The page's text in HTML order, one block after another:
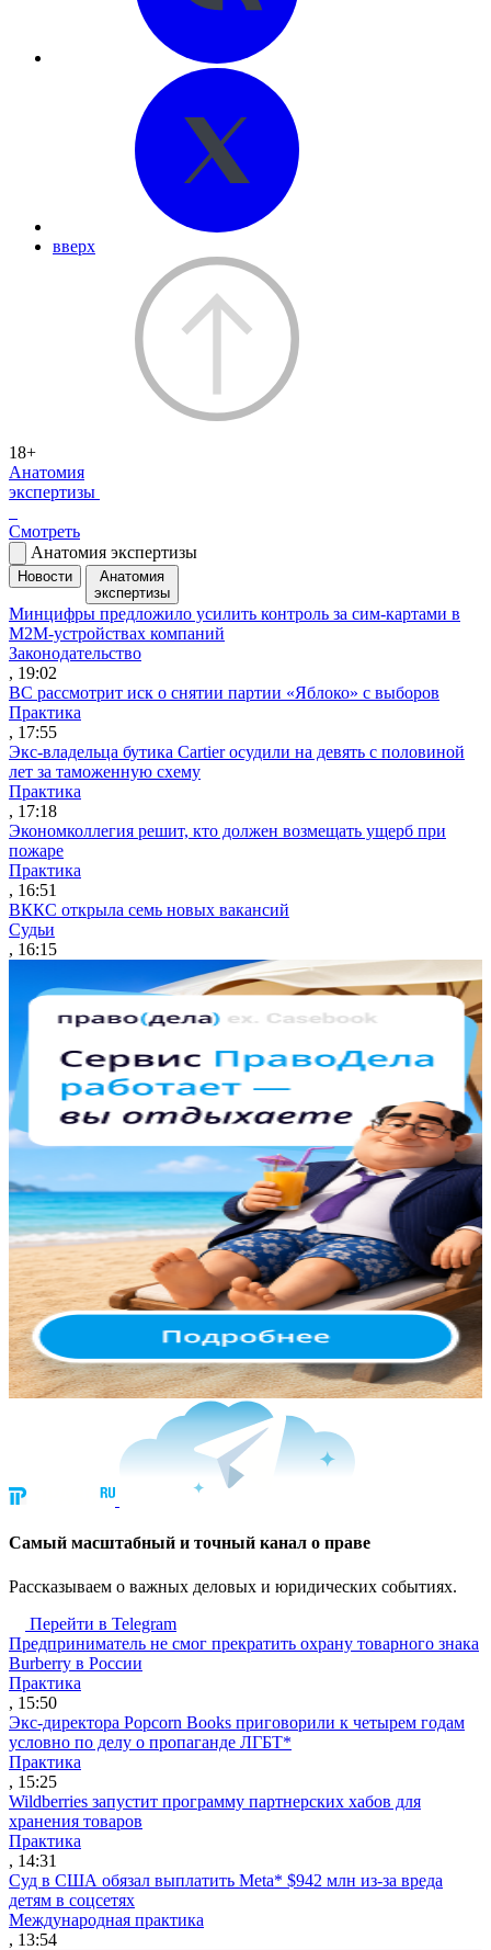
вверх
18+
Анатомия
экспертизы
Смотреть
Анатомия экспертизы
Новости
Анатомия
экспертизы
Минцифры предложило усилить контроль за сим-картами в
M2M-устройствах компаний
Законодательство
, 19:02
ВС рассмотрит иск о снятии партии «Яблоко» с выборов
Практика
, 17:55
Экс-владельца бутика Cartier осудили на девять с половиной
лет за таможенную схему
Практика
, 17:18
Экономколлегия решит, кто должен возмещать ущерб при
пожаре
Практика
, 16:51
ВККС открыла семь новых вакансий
Судьи
, 16:15
Cамый масштабный и точный канал о праве
Рассказываем о важных деловых и юридических событиях.
Перейти в Telegram
Предприниматель не смог прекратить охрану товарного знака
Burberry в России
Практика
, 15:50
Экс-директора Popcorn Books приговорили к четырем годам
условно по делу о пропаганде ЛГБТ*
Практика
, 15:25
Wildberries запустит программу партнерских хабов для
хранения товаров
Практика
, 14:31
Суд в США обязал выплатить Meta* $942 млн из-за вреда
детям в соцсетях
Международная практика
, 13:54